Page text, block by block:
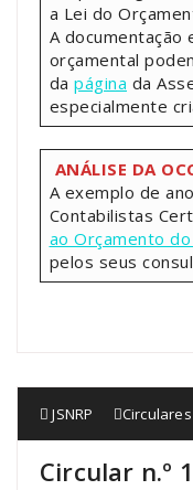
a Lei do
A documentação
orçamental
da página da
especialmente
ANÁLISE DA
A exemplo de
Contabilistas
ao Orçamento
pelos seus
JSNRP Circulares
Circular n.º